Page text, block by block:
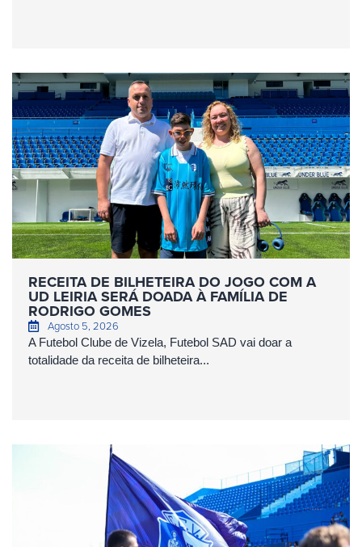
RECEITA DE BILHETEIRA DO JOGO COM A
UD LEIRIA SERÁ DOADA À FAMÍLIA DE
RODRIGO GOMES
Agosto 5, 2026
A Futebol Clube de Vizela, Futebol SAD vai doar a
totalidade da receita de bilheteira...